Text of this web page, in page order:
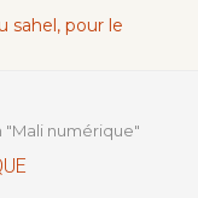
sahel, pour le
"Mali numérique"